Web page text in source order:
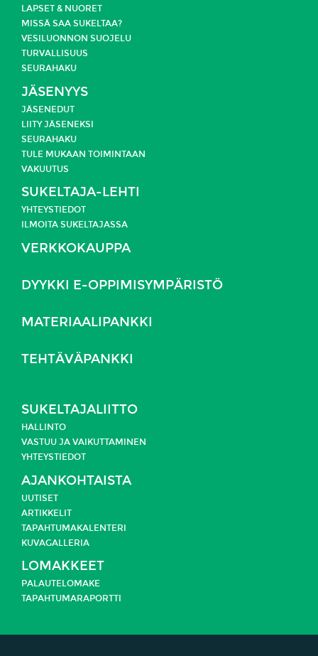
LAPSET & NUORET
MISSÄ SAA SUKELTAA?
VESILUONNON SUOJELU
TURVALLISUUS
SEURAHAKU
JÄSENYYS
JÄSENEDUT
LIITY JÄSENEKSI
SEURAHAKU
TULE MUKAAN TOIMINTAAN
VAKUUTUS
SUKELTAJA-LEHTI
YHTEYSTIEDOT
ILMOITA SUKELTAJASSA
VERKKOKAUPPA
DYYKKI E-OPPIMISYMPÄRISTÖ
MATERIAALIPANKKI
TEHTÄVÄPANKKI
SUKELTAJALIITTO
HALLINTO
VASTUU JA VAIKUTTAMINEN
YHTEYSTIEDOT
AJANKOHTAISTA
UUTISET
ARTIKKELIT
TAPAHTUMAKALENTERI
KUVAGALLERIA
LOMAKKEET
PALAUTELOMAKE
TAPAHTUMARAPORTTI